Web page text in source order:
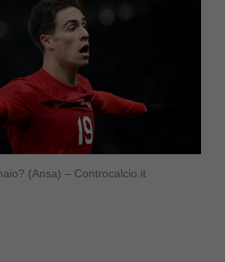
(Ansa) – Controcalcio.it